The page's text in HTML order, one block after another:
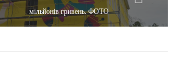
мільйонів гривень. ФОТО